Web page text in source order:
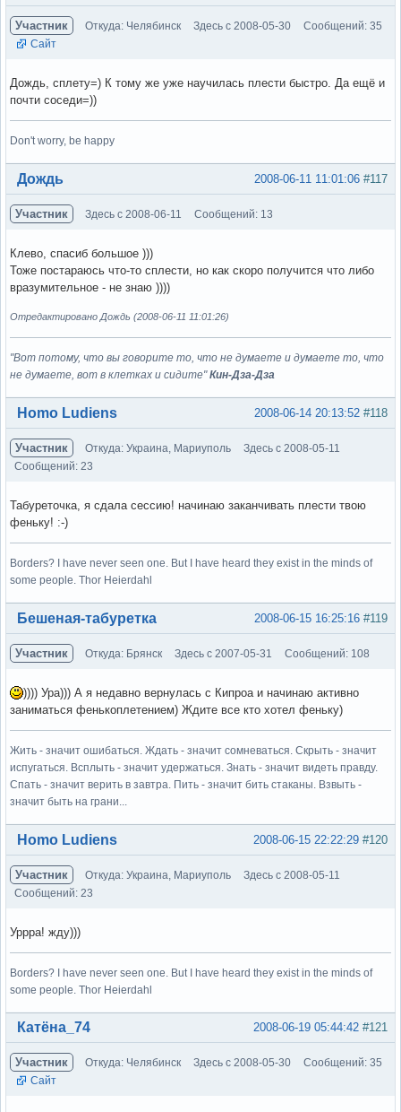
Участник Откуда: Челябинск Здесь с 2008-05-30
Сообщений: 35
Сайт
Дождь, сплету=) К тому же уже научилась плести быстро. Да ещё и
почти соседи=))
Don't worry, be happy
Вне форума #117
2008-06-11 11:01:06
Дождь
Участник Здесь с 2008-06-11 Сообщений: 13
Клево, спасиб большое )))
Тоже постараюсь что-то сплести, но как скоро получится что либо
вразумительное - не знаю ))))
Отредактировано Дождь (2008-06-11 11:01:26)
"Вот потому, что вы говорите то, что не думаете и думаете то, что
не думаете, вот в клетках и сидите"Кин-Дза-Дза
Вне форума #118
2008-06-14 20:13:52
Homo Ludiens
Участник Откуда: Украина, Мариуполь
Здесь с 2008-05-11
Сообщений: 23
Табуреточка, я сдала сессию! начинаю заканчивать плести твою
феньку! :-)
Borders? I have never seen one. But I have heard they exist in the minds of
some people. Thor Heierdahl
Вне форума #119
2008-06-15 16:25:16
Бешеная-табуретка
Участник Откуда: Брянск Здесь с 2007-05-31 Сообщений: 108
)))) Ура))) А я недавно вернулась с Кипроа и начинаю активно
заниматься фенькоплетением) Ждите все кто хотел феньку)
Жить - значит ошибаться. Ждать - значит сомневаться. Скрыть - значит
испугаться. Всплыть - значит удержаться. Знать - значит видеть правду.
Спать - значит верить в завтра. Пить - значит бить стаканы. Взвыть -
значит быть на грани...
Вне форума #120
2008-06-15 22:22:29
Homo Ludiens
Участник Откуда: Украина, Мариуполь
Здесь с 2008-05-11
Сообщений: 23
Уррра! жду)))
Borders? I have never seen one. But I have heard they exist in the minds of
some people. Thor Heierdahl
Вне форума #121
2008-06-19 05:44:42
Катёна_74
Участник Откуда: Челябинск Здесь с 2008-05-30
Сообщений: 35
Сайт